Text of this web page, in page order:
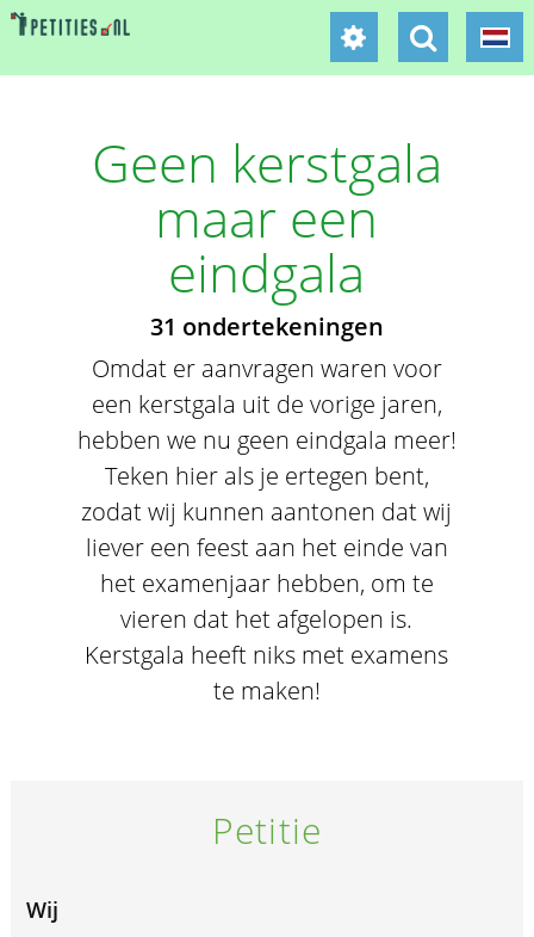
Geen kerstgala
maar een
eindgala
31 ondertekeningen
Omdat er aanvragen waren voor
een kerstgala uit de vorige jaren,
hebben we nu geen eindgala meer!
Teken hier als je ertegen bent,
zodat wij kunnen aantonen dat wij
liever een feest aan het einde van
het examenjaar hebben, om te
vieren dat het afgelopen is.
Kerstgala heeft niks met examens
te maken!
Petitie
Wij